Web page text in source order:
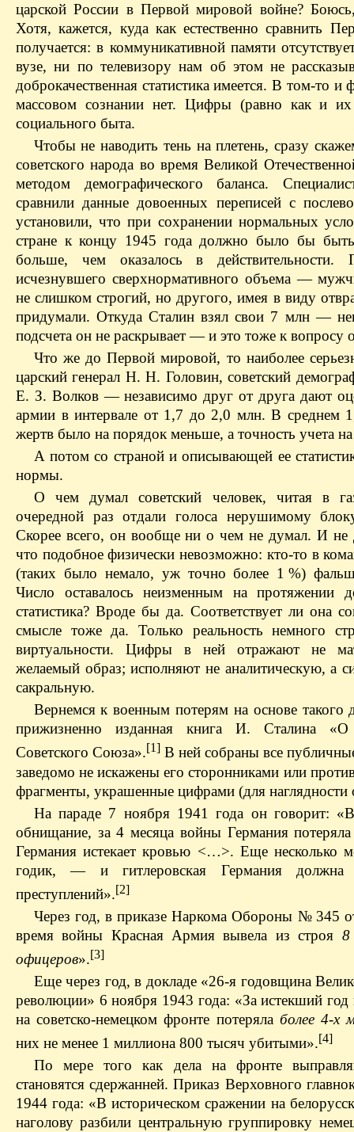
царской России в Первой мировой войне?
Хотя, кажется, куда как естественно сравнить
получается: в коммуникативной памяти
вузе, ни по телевизору нам об этом не
доброкачественная статистика имеется. В том-то и
массовом сознании нет. Цифры (равно как и
социального быта.
Чтобы не наводить тень на плетень, сразу
советского народа во время Великой
методом демографического баланса.
сравнили данные довоенных переписей с
установили, что при сохранении нормальных
стране к концу 1945 года должно было бы
больше, чем оказалось в
исчезнувшего сверхнормативного объема —
не слишком строгий, но другого, имея в виду
придумали. Откуда Сталин взял свои 7 млн —
подсчета он не раскрывает — и это тоже к вопросу
Что же до Первой мировой, то наиболее
царский генерал Н. Н. Головин, советский
Е. З. Волков — независимо друг от друга дают
армии в интервале от 1,7 до 2,0 млн. В среднем
жертв было на порядок меньше, а точность учета
А потом со страной и описывающей ее
нормы.
О чем думал советский человек, читая в
очередной раз отдали голоса нерушимому
Скорее всего, он вообще ни о чем не думал. И
что подобное физически невозможно: кто-то в
(таких было немало, уж точно более 1 %)
Число оставалось неизменным на протяжении
статистика? Вроде бы да. Соответствует ли она
смысле тоже да. Только реальность немного
виртуальности. Цифры в ней отражают не
желаемый образ; исполняют не аналитическую, а
сакральную.
Вернемся к военным потерям на основе такого
прижизненно изданная книга И. Сталина «О
Советского Союза».[1] В ней собраны все
заведомо не искажены его сторонниками или
фрагменты, украшенные цифрами (для
На параде 7 ноября 1941 года он говорит:
обнищание, за 4 месяца войны Германия
Германия истекает кровью <…>. Еще несколько
годик, — и гитлеровская Германия
преступлений».[2]
Через год, в приказе Наркома Обороны № 345
время войны Красная Армия вывела из строя 8
офицеров».[3]
Еще через год, в докладе «26-я годовщина
революции» 6 ноября 1943 года: «За истекший
на советско-немецком фронте потерялаболее 4-х
них не менее 1 миллиона 800 тысяч убитыми».[4]
По мере того как дела на фронте
становятся сдержанней. Приказ Верховного
1944 года: «В историческом сражении на
наголову разбили центральную группировку